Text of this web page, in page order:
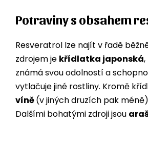
Potraviny s obsahem
Resveratrol lze najít v řadě
zdrojem je křídlatka japonská
známá svou odolností a
vytlačuje jiné rostliny. Kromě
víně(v jiných druzích pak
Dalšími bohatými zdroji jsou